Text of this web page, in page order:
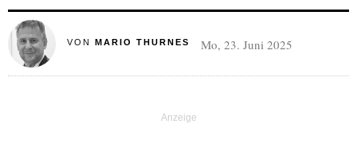
VON MARIO THURNES Mo, 23. Juni 2025